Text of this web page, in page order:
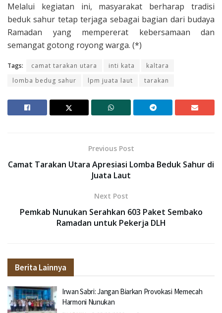
Melalui kegiatan ini, masyarakat berharap tradisi
beduk sahur tetap terjaga sebagai bagian dari budaya
Ramadan yang mempererat kebersamaan dan
semangat gotong royong warga. (*)
Tags: camat tarakan utara inti kata
kaltara
lomba bedug sahur
lpm juata laut tarakan
Previous Post
Camat Tarakan Utara Apresiasi Lomba Beduk Sahur di
Juata Laut
Next Post
Pemkab Nunukan Serahkan 603 Paket Sembako
Ramadan untuk Pekerja DLH
Berita Lainnya
Irwan Sabri: Jangan Biarkan Provokasi Memecah
Harmoni Nunukan